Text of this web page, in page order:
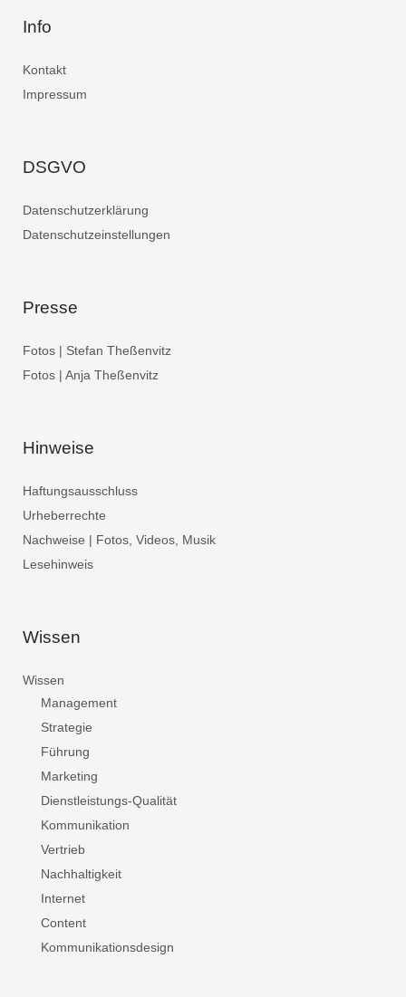
Info
Kontakt
Impressum
DSGVO
Datenschutzerklärung
Datenschutzeinstellungen
Presse
Fotos | Stefan Theßenvitz
Fotos | Anja Theßenvitz
Hinweise
Haftungsausschluss
Urheberrechte
Nachweise | Fotos, Videos, Musik
Lesehinweis
Wissen
Wissen
Management
Strategie
Führung
Marketing
Dienstleistungs-Qualität
Kommunikation
Vertrieb
Nachhaltigkeit
Internet
Content
Kommunikationsdesign